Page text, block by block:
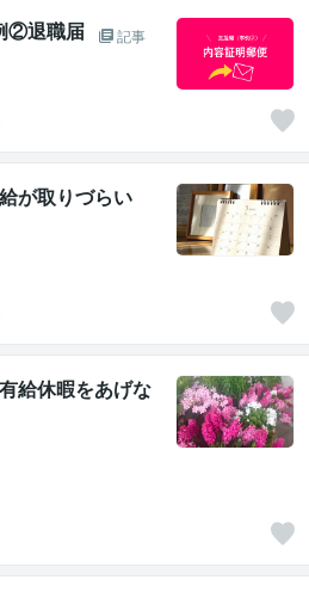
②退職届
記事
が取りづらい
給休暇をあげな